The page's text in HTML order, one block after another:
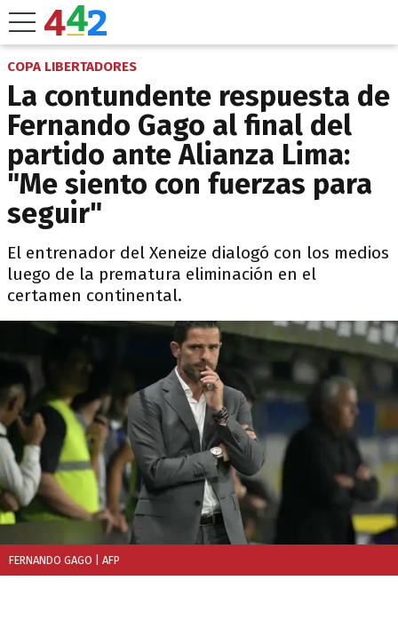
COPA LIBERTADORES
La contundente respuesta de
Fernando Gago al final del
partido ante Alianza Lima:
"Me siento con fuerzas para
seguir"
El entrenador del Xeneize dialogó con los medios
luego de la prematura eliminación en el
certamen continental.
FERNANDO GAGO | AFP